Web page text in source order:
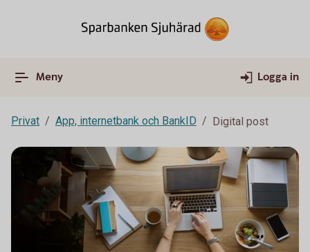
Meny Logga in
Privat App, internetbank och BankID Digital post